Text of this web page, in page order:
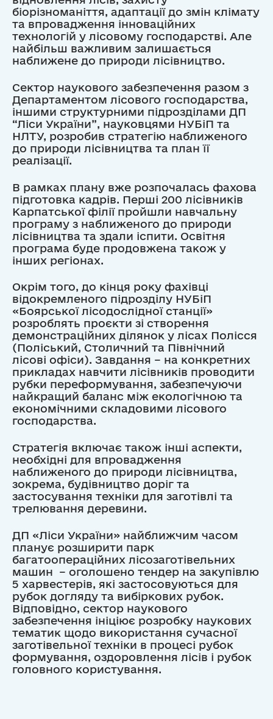
біорізноманіття, адаптації до змін клімату
та впровадження інноваційних
технологій у лісовому господарстві. Але
найбільш важливим залишається
наближене до природи лісівництво.
Сектор наукового забезпечення разом з
Департаментом лісового господарства,
іншими структурними підрозділами ДП
“Ліси України”, науковцями НУБіП та
НЛТУ, розробив стратегію наближеного
до природи лісівництва та план її
реалізації.
В рамках плану вже розпочалась фахова
підготовка кадрів. Перші 200 лісівників
Карпатської філії пройшли навчальну
програму з наближеного до природи
лісівництва та здали іспити. Освітня
програма буде продовжена також у
інших регіонах.
Окрім того, до кінця року фахівці
відокремленого підрозділу НУБіП
«Боярської лісодослідної станції»
розроблять проєкти зі створення
демонстраційних ділянок у лісах Полісся
(Поліський, Столичний та Північний
лісові офіси). Завдання – на конкретних
прикладах навчити лісівників проводити
рубки переформування, забезпечуючи
найкращий баланс між екологічною та
економічними складовими лісового
господарства.
Стратегія включає також інші аспекти,
необхідні для впровадження
наближеного до природи лісівництва,
зокрема, будівництво доріг та
застосування техніки для заготівлі та
трелювання деревини.
ДП «Ліси України» найближчим часом
планує розширити парк
багатоопераційних лісозаготівельних
машин – оголошено тендер на закупівлю
5 харвестерів, які застосовуються для
рубок догляду та вибіркових рубок.
Відповідно, сектор наукового
забезпечення ініціює розробку наукових
тематик щодо використання сучасної
заготівельної техніки в процесі рубок
формування, оздоровлення лісів і рубок
головного користування.